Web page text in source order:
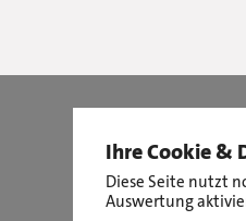
Ihre Cookie &
Diese Seite nutzt
Auswertung